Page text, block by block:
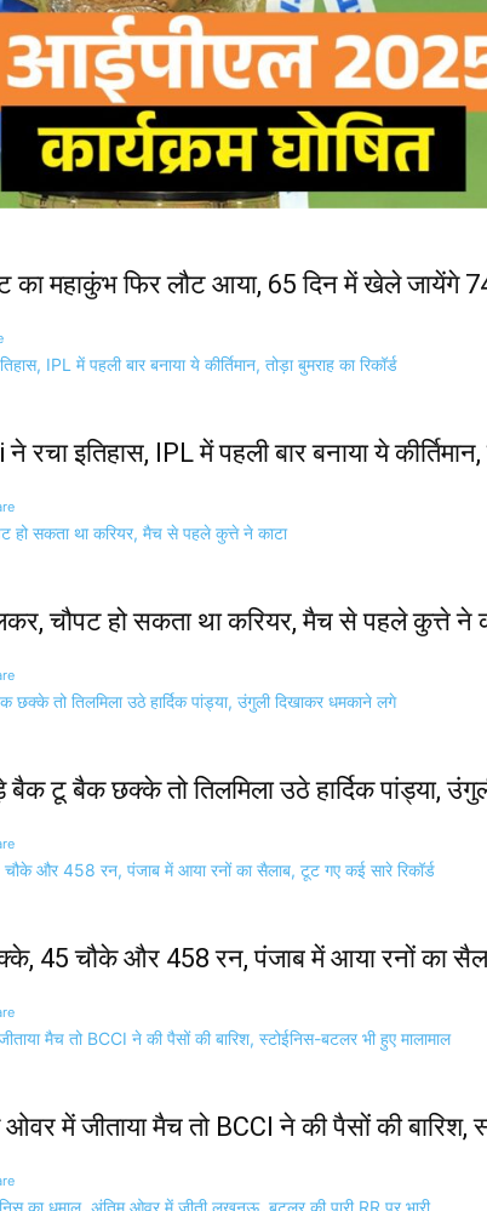
का महाकुंभ फिर लौट आया, 65 दिन में खेले जायेंगे
रचा इतिहास, IPL में पहली बार बनाया ये कीर्तिमान,
चौपट हो सकता था करियर, मैच से पहले कुत्ते ने
टू बैक छक्के तो तिलमिला उठे हार्दिक पांड्या,
45 चौके और 458 रन, पंजाब में आया रनों का
में जीताया मैच तो BCCI ने की पैसों की बारिश,